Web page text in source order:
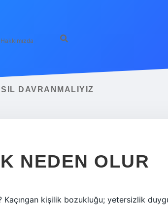
Hakkımızda
DAVRANMALIYIZ
NEDEN OLUR
Kaçıngan kişilik bozukluğu; yetersizlik